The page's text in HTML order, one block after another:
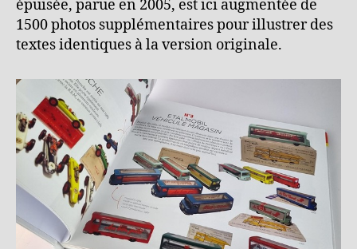
épuisée, parue en 2005, est ici augmentée de
1500 photos supplémentaires pour illustrer des
textes identiques à la version originale.